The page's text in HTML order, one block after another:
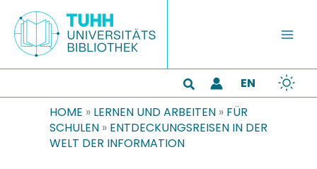
Inhalt
springen
Suchen
EN
HOME » LERNEN UND ARBEITEN » FÜR
SCHULEN » ENTDECKUNGSREISEN IN DER
WELT DER INFORMATION